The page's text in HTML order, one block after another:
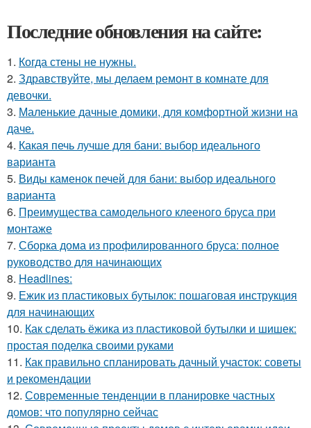
Последние обновления на сайте:
1. Когда стены не нужны.
2. Здравствуйте, мы делаем ремонт в комнате для
девочки.
3. Маленькие дачные домики, для комфортной жизни на
даче.
4. Какая печь лучше для бани: выбор идеального
варианта
5. Виды каменок печей для бани: выбор идеального
варианта
6. Преимущества самодельного клееного бруса при
монтаже
7. Сборка дома из профилированного бруса: полное
руководство для начинающих
8. Headlines:
9. Ежик из пластиковых бутылок: пошаговая инструкция
для начинающих
10. Как сделать ёжика из пластиковой бутылки и шишек:
простая поделка своими руками
11. Как правильно спланировать дачный участок: советы
и рекомендации
12. Современные тенденции в планировке частных
домов: что популярно сейчас